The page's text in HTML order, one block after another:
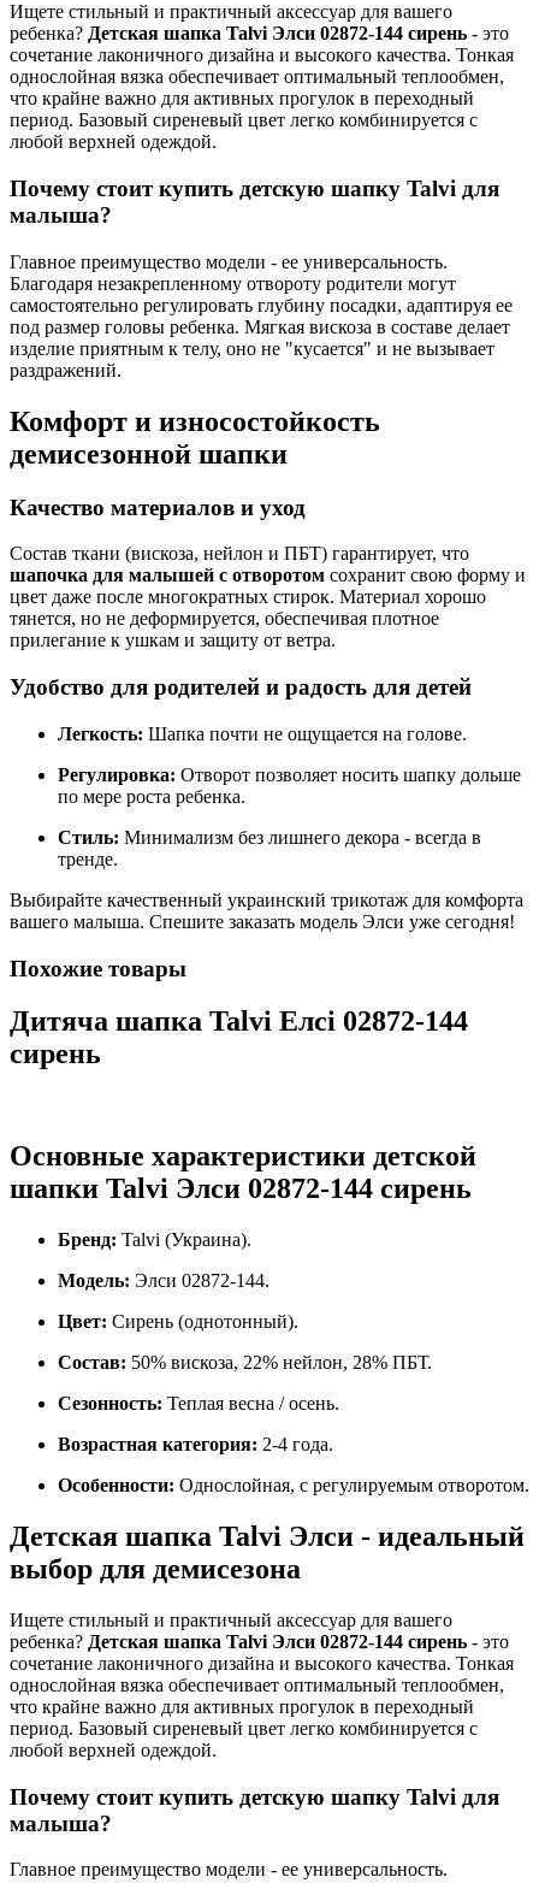
Ищете стильный и практичный аксессуар для вашего
ребенка? Детская шапка Talvi Элси 02872-144 сирень - это
сочетание лаконичного дизайна и высокого качества. Тонкая
однослойная вязка обеспечивает оптимальный теплообмен,
что крайне важно для активных прогулок в переходный
период. Базовый сиреневый цвет легко комбинируется с
любой верхней одеждой.
Почему стоит купить детскую шапку Talvi для
малыша?
Главное преимущество модели - ее универсальность.
Благодаря незакрепленному отвороту родители могут
самостоятельно регулировать глубину посадки, адаптируя ее
под размер головы ребенка. Мягкая вискоза в составе делает
изделие приятным к телу, оно не "кусается" и не вызывает
раздражений.
Комфорт и износостойкость
демисезонной шапки
Качество материалов и уход
Состав ткани (вискоза, нейлон и ПБТ) гарантирует, что
шапочка для малышей с отворотом сохранит свою форму и
цвет даже после многократных стирок. Материал хорошо
тянется, но не деформируется, обеспечивая плотное
прилегание к ушкам и защиту от ветра.
Удобство для родителей и радость для детей
Легкость: Шапка почти не ощущается на голове.
Регулировка: Отворот позволяет носить шапку дольше
по мере роста ребенка.
Стиль: Минимализм без лишнего декора - всегда в
тренде.
Выбирайте качественный украинский трикотаж для комфорта
вашего малыша. Спешите заказать модель Элси уже сегодня!
Похожие товары
Дитяча шапка Talvi Елсі 02872-144
сирень
Основные характеристики детской
шапки Talvi Элси 02872-144 сирень
Бренд: Talvi (Украина).
Модель: Элси 02872-144.
Цвет: Сирень (однотонный).
Состав: 50% вискоза, 22% нейлон, 28% ПБТ.
Сезонность: Теплая весна / осень.
Возрастная категория: 2-4 года.
Особенности: Однослойная, с регулируемым отворотом.
Детская шапка Talvi Элси - идеальный
выбор для демисезона
Ищете стильный и практичный аксессуар для вашего
ребенка? Детская шапка Talvi Элси 02872-144 сирень - это
сочетание лаконичного дизайна и высокого качества. Тонкая
однослойная вязка обеспечивает оптимальный теплообмен,
что крайне важно для активных прогулок в переходный
период. Базовый сиреневый цвет легко комбинируется с
любой верхней одеждой.
Почему стоит купить детскую шапку Talvi для
малыша?
Главное преимущество модели - ее универсальность.